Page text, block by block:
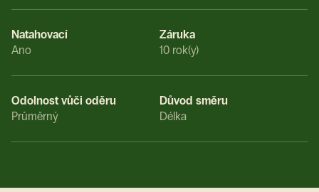
Natahovací
Ano
Záruka
10 rok(y)
Odolnost vůči oděru
Průměrný
Důvod směru
Délka